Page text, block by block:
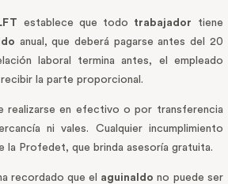
establece que todo trabajador tiene
anual, que deberá pagarse antes del 20
laboral termina antes, el empleado
la parte proporcional.
realizarse en efectivo o por transferencia
ni vales. Cualquier incumplimiento
la Profedet, que brinda asesoría gratuita.
recordado que el aguinaldo no puede ser